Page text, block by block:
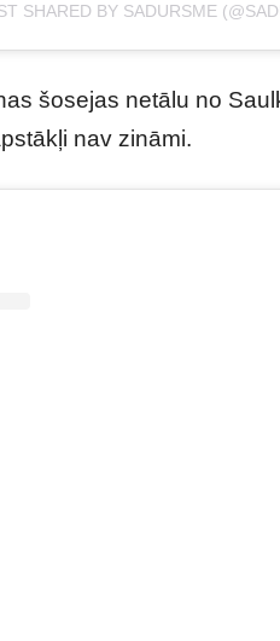
SHARED BY SADURSME
šosejas netālu no
nav zināmi.